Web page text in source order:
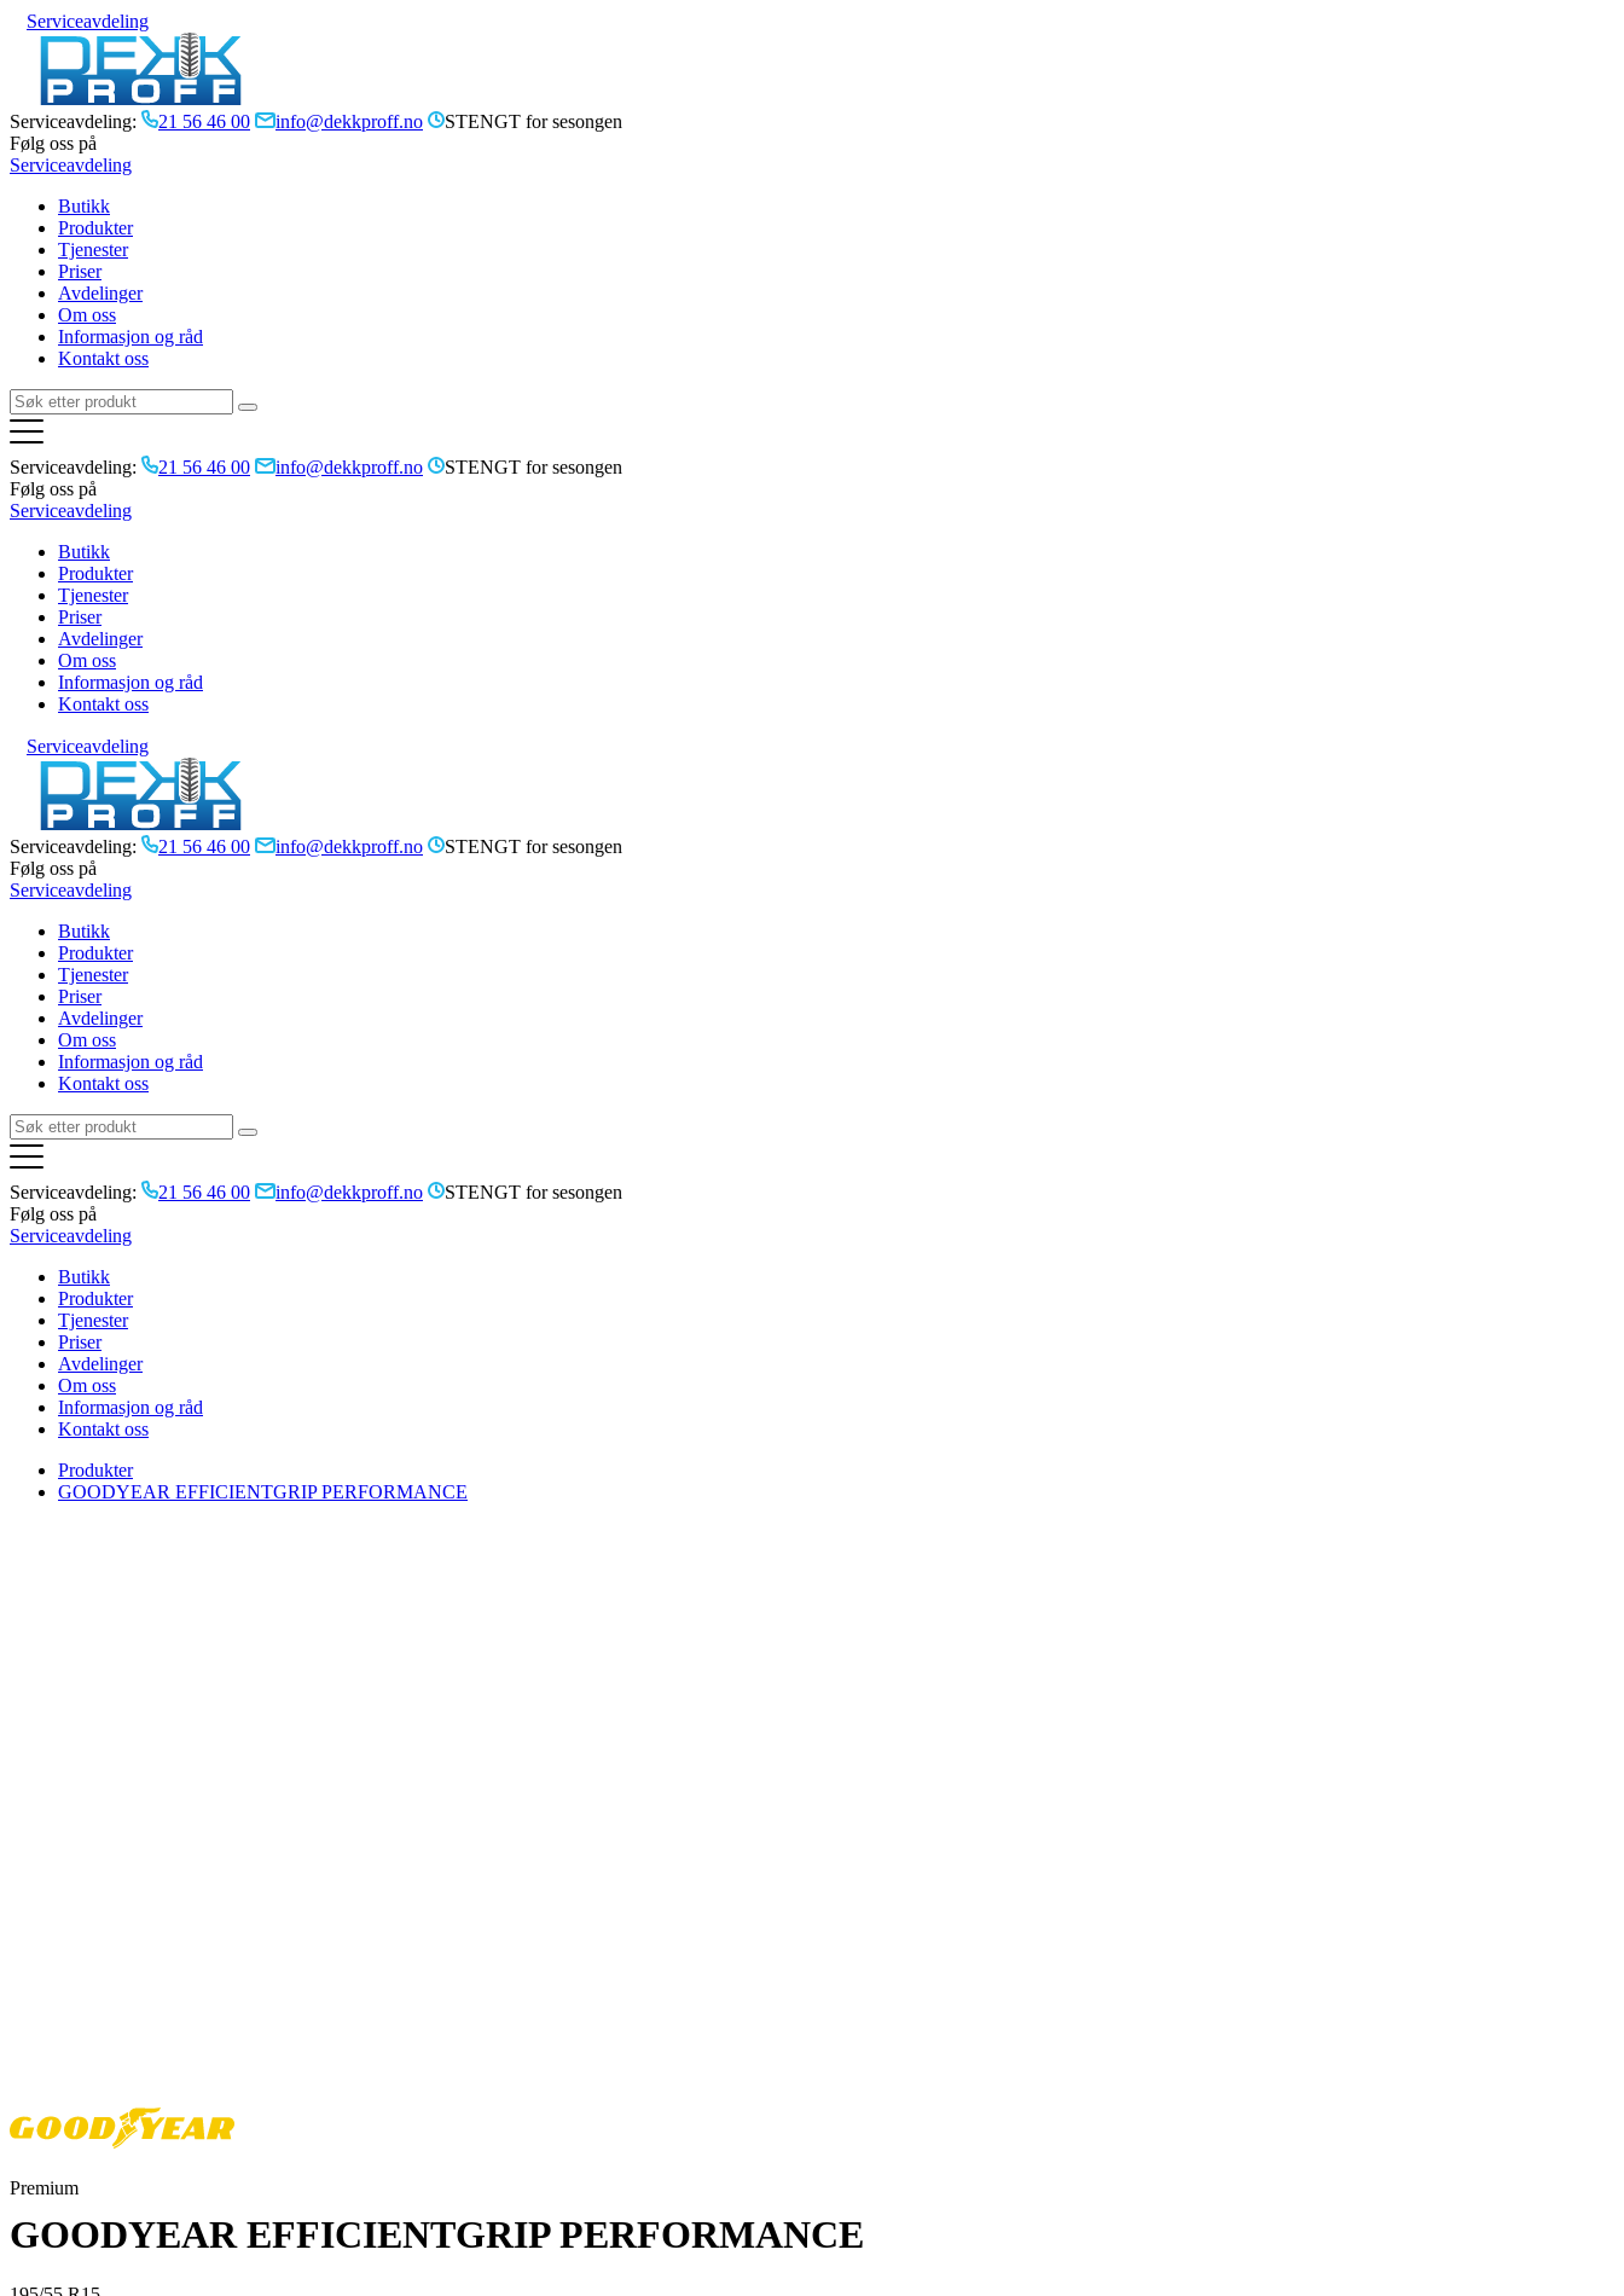
Serviceavdeling
Serviceavdeling: 21 56 46 00 info@dekkproff.no
STENGT for sesongen
Følg oss på
Serviceavdeling
Butikk
Produkter
Tjenester
Priser
Avdelinger
Om oss
Informasjon og råd
Kontakt oss
Serviceavdeling: 21 56 46 00 info@dekkproff.no
STENGT for sesongen
Følg oss på
Serviceavdeling
Butikk
Produkter
Tjenester
Priser
Avdelinger
Om oss
Informasjon og råd
Kontakt oss
Serviceavdeling
Serviceavdeling: 21 56 46 00 info@dekkproff.no
STENGT for sesongen
Følg oss på
Serviceavdeling
Butikk
Produkter
Tjenester
Priser
Avdelinger
Om oss
Informasjon og råd
Kontakt oss
Serviceavdeling: 21 56 46 00 info@dekkproff.no
STENGT for sesongen
Følg oss på
Serviceavdeling
Butikk
Produkter
Tjenester
Priser
Avdelinger
Om oss
Informasjon og råd
Kontakt oss
Produkter
GOODYEAR EFFICIENTGRIP PERFORMANCE
Premium
GOODYEAR EFFICIENTGRIP PERFORMANCE